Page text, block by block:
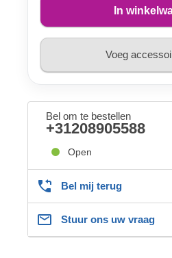
In
Voeg
Bel om te bestellen
+31208905588
Open
Bel mij terug
Stuur ons uw vraag